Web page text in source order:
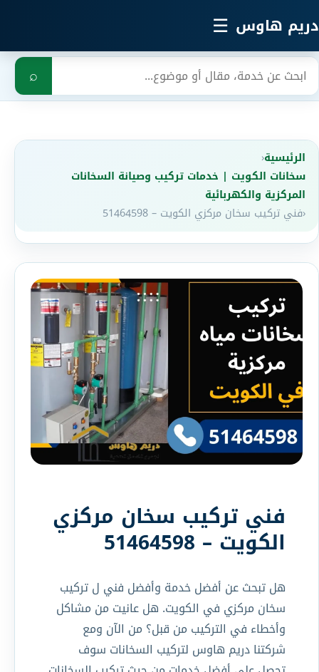
دريم هاوس ☰
بحث ⌕
الرئيسية‹
سخانات الكويت | خدمات تركيب وصيانة السخانات
المركزية والكهربائية
‹فني تركيب سخان مركزي الكويت – 51464598
فني تركيب سخان مركزي
الكويت – 51464598
هل تبحث عن أفضل خدمة وأفضل فني ل تركيب
سخان مركزي في الكويت. هل عانيت من مشاكل
وأخطاء في التركيب من قبل؟ من الآن ومع
شركتنا دريم هاوس لتركيب السخانات سوف